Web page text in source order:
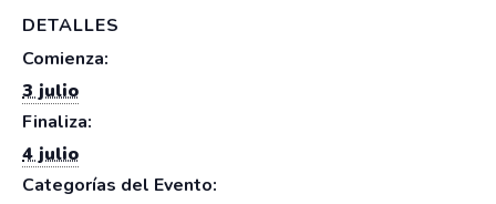
DETALLES
Comienza:
3 julio
Finaliza:
4 julio
Categorías del Evento: